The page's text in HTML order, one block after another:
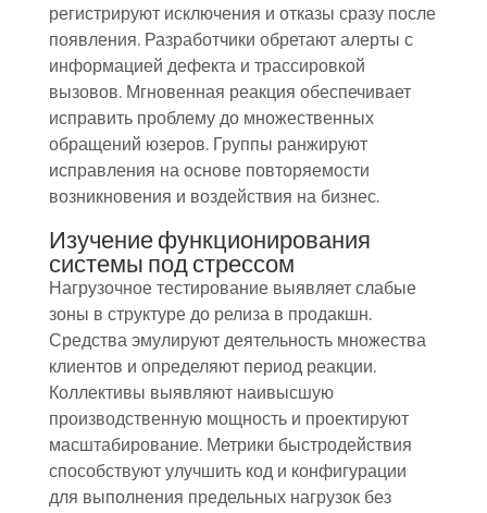
регистрируют исключения и отказы сразу после
появления. Разработчики обретают алерты с
информацией дефекта и трассировкой
вызовов. Мгновенная реакция обеспечивает
исправить проблему до множественных
обращений юзеров. Группы ранжируют
исправления на основе повторяемости
возникновения и воздействия на бизнес.
Изучение функционирования
системы под стрессом
Нагрузочное тестирование выявляет слабые
зоны в структуре до релиза в продакшн.
Средства эмулируют деятельность множества
клиентов и определяют период реакции.
Коллективы выявляют наивысшую
производственную мощность и проектируют
масштабирование. Метрики быстродействия
способствуют улучшить код и конфигурации
для выполнения предельных нагрузок без